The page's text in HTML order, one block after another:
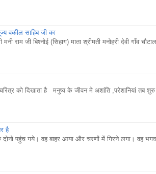
वकील साहिब जी का
राम जी बिश्नोई (सिहाग) माता श्रीमती मनोहरी देवी गाँव
को दिखाता है मनुष्य के जीवन मे अशांति ,परेशानियां तब
है
पहुंच गये। वह बाहर आया और चरणों में गिरने लगा। वह